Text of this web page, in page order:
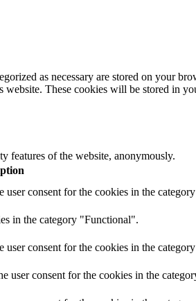
as necessary are stored on your
These cookies will be stored in
features of the website, anonymously.
consent for the cookies in the
in the category "Functional".
consent for the cookies in the
user consent for the cookies in the